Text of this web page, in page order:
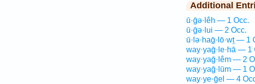
Additional
ū·ḡə·lêh — 1 Occ.
ū·ḡə·lui — 2 Occ.
ū·lə·haḡ·lō·wṯ — 1
way·yaḡ·le·hā — 1
way·yaḡ·lêm — 2
way·yaḡ·lūm — 1
way·ye·ḡel — 4